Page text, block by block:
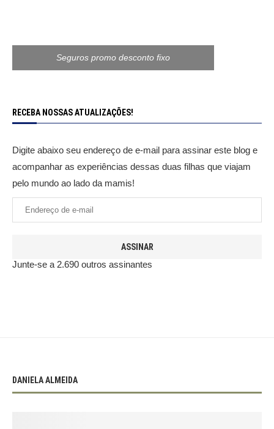
Seguros promo desconto fixo
RECEBA NOSSAS ATUALIZAÇÕES!
Digite abaixo seu endereço de e-mail para assinar este blog e
acompanhar as experiências dessas duas filhas que viajam
pelo mundo ao lado da mamis!
ASSINAR
Junte-se a 2.690 outros assinantes
DANIELA ALMEIDA